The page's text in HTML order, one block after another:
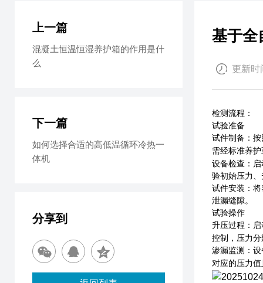
基于全
更新时
检测流程 ：
试验准备
试件制备 ：
需经标准养
设备检查 ：
验初始压力
试件安装 ：
泄漏缝隙。
试验操作
升压过程 ：
控制，压力
渗漏监测 ：
对应的压力
上一篇
混凝土恒温恒湿养护箱的作用是什
么
下一篇
如何选择合适的高低温循环冷热一
体机
分享到